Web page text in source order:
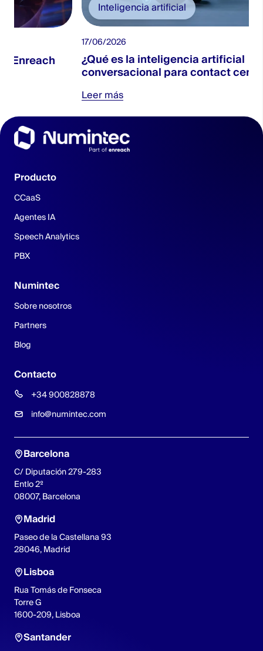
Inteligencia artificial
¿Qué es la inteligencia artificial
conversacional para contact centers?
Producto
CCaaS
Agentes IA
Speech Analytics
PBX
Numintec
Sobre nosotros
Partners
Blog
Contacto
+34 900828878
info@numintec.com
Barcelona
C/ Diputación 279-283
Entlo 2º
08007, Barcelona
Madrid
Paseo de la Castellana 93
28046, Madrid
Lisboa
Rua Tomás de Fonseca
Torre G
1600-209, Lisboa
Santander